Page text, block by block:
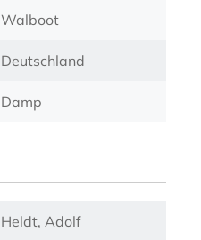
Walboot
Deutschland
Damp
Heldt, Adolf